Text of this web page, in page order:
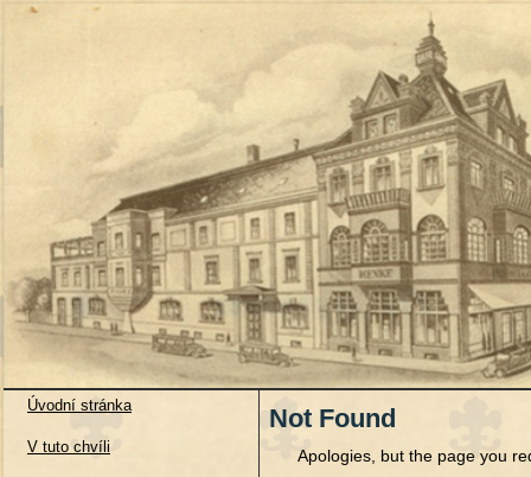
Úvodní stránka
V tuto chvíli
Not Found
Apologies, but the page you